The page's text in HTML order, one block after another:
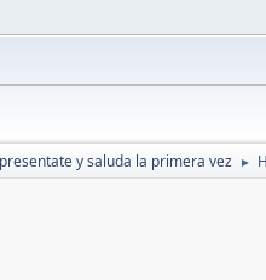
y saluda la primera vez ►